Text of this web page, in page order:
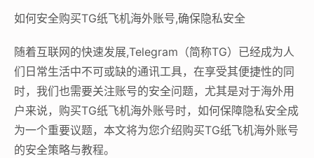
如何安全购买TG纸飞机海外账号,确保隐私安全
随着互联网的快速发展,Telegram（简称TG）已经成为人
们日常生活中不可或缺的通讯工具，在享受其便捷性的同
时，我们也需要关注账号的安全问题，尤其是对于海外用
户来说，购买TG纸飞机海外账号时，如何保障隐私安全成
为一个重要议题，本文将为您介绍购买TG纸飞机海外账号
的安全策略与教程。